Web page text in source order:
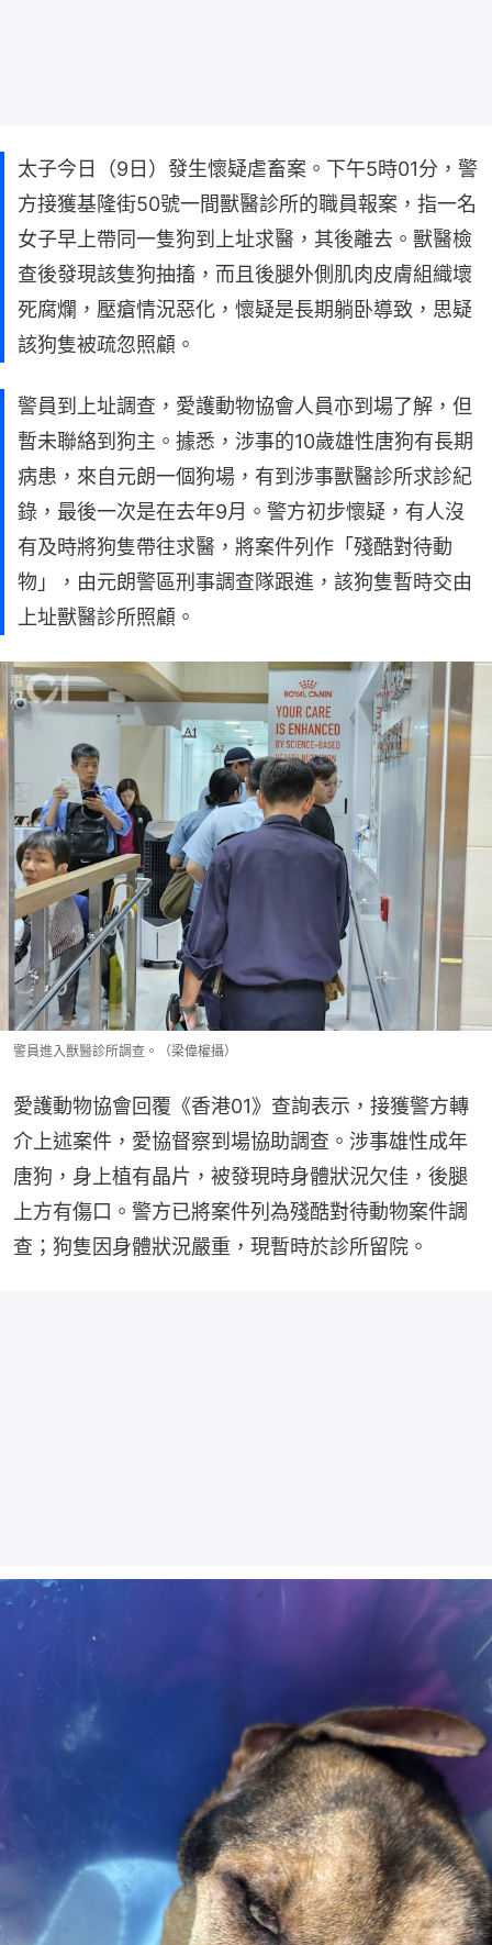
太子今日（9日）發生懷疑虐畜案。下午5時01分，警
方接獲基隆街50號一間獸醫診所的職員報案，指一名
女子早上帶同一隻狗到上址求醫，其後離去。獸醫檢
查後發現該隻狗抽搐，而且後腿外側肌肉皮膚組織壞
死腐爛，壓瘡情況惡化，懷疑是長期躺卧導致，思疑
該狗隻被疏忽照顧。
警員到上址調查，愛護動物協會人員亦到場了解，但
暫未聯絡到狗主。據悉，涉事的10歲雄性唐狗有長期
病患，來自元朗一個狗場，有到涉事獸醫診所求診紀
錄，最後一次是在去年9月。警方初步懷疑，有人沒
有及時將狗隻帶往求醫，將案件列作「殘酷對待動
物」，由元朗警區刑事調查隊跟進，該狗隻暫時交由
上址獸醫診所照顧。
警員進入獸醫診所調查。（梁偉權攝）
愛護動物協會回覆《香港01》查詢表示，接獲警方轉
介上述案件，愛協督察到場協助調查。涉事雄性成年
唐狗，身上植有晶片，被發現時身體狀況欠佳，後腿
上方有傷口。警方已將案件列為殘酷對待動物案件調
查；狗隻因身體狀況嚴重，現暫時於診所留院。